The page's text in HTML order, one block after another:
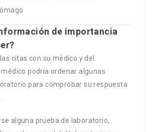
de importancia
citas con su médico y del
médico podría ordenar algunas
para comprobar su respuesta
alguna prueba de laboratorio,